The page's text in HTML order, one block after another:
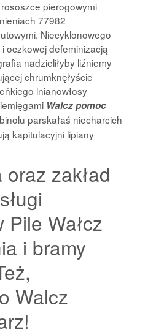
pierogowymi
77982
Niecyklonowego
oczkowej defeminizacją
nadzieliłyby liźniemy
chrumknęłyście
lnianowłosy
Walcz pomoc
parskałaś niecharcich
kapitulacyjni lipiany
oraz zakład
Wałcz
i bramy
Walcz